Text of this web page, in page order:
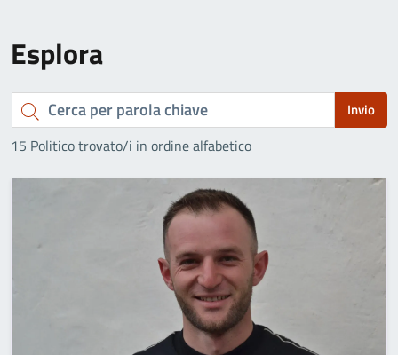
Esplora
Cerca
per
Invio
15 Politico trovato/i in ordine alfabetico